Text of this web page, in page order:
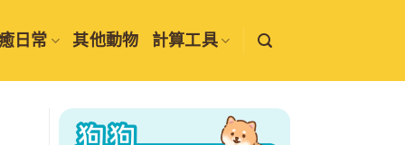
日常 其他動物 計算工具